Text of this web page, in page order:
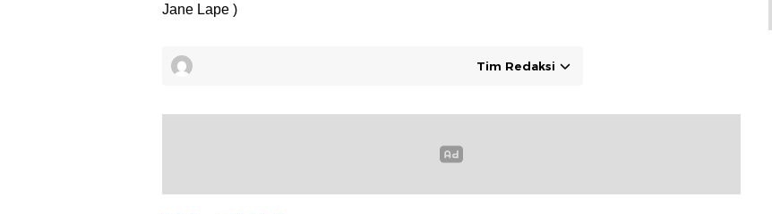
Jane Lape )
Tim Redaksi